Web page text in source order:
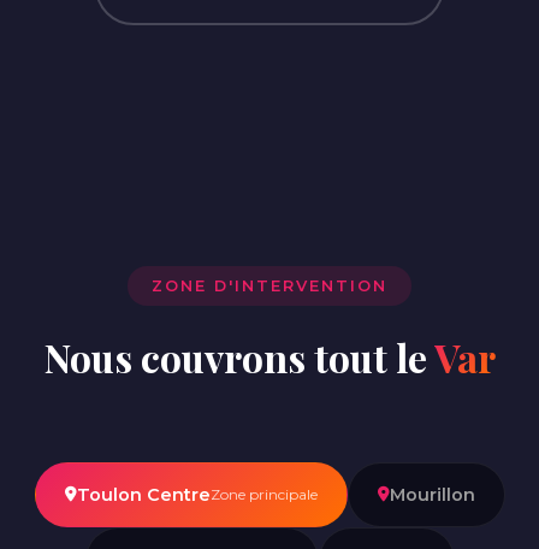
ZONE D'INTERVENTION
Nous couvrons tout leVar
Toulon CentreZone principale Mourillon